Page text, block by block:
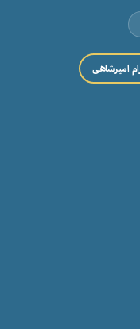
امیرشاهی